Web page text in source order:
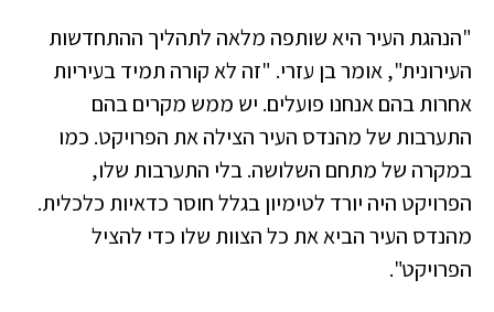
"הנהגת העיר היא שותפה מלאה לתהליך ההתחדשות
העירונית", אומר בן עזרי. "זה לא קורה תמיד בעיריות
אחרות בהם אנחנו פועלים. יש ממש מקרים בהם
התערבות של מהנדס העיר הצילה את הפרויקט. כמו
במקרה של מתחם השלושה. בלי התערבות שלו,
הפרויקט היה יורד לטימיון בגלל חוסר כדאיות כלכלית.
מהנדס העיר הביא את כל הצוות שלו כדי להציל
הפרויקט".